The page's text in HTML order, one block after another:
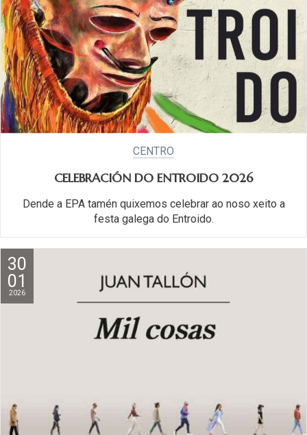
CENTRO
CELEBRACIÓN DO ENTROIDO 2026
Dende a EPA tamén quixemos celebrar ao noso xeito a
festa galega do Entroido.
30
01
2026